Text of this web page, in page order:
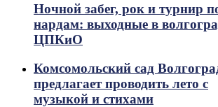
Ночной забег, рок и турнир
нардам: выходные в
ЦПКиО
Комсомольский сад
предлагает проводить лето с
музыкой и стихами